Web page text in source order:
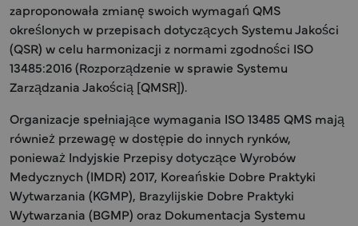
zaproponowała zmianę swoich wymagań QMS
określonych w przepisach dotyczących Systemu Jakości
(QSR) w celu harmonizacji z normami zgodności ISO
13485:2016 (Rozporządzenie w sprawie Systemu
Zarządzania Jakością [QMSR]).
Organizacje spełniające wymagania ISO 13485 QMS mają
również przewagę w dostępie do innych rynków,
ponieważ Indyjskie Przepisy dotyczące Wyrobów
Medycznych (IMDR) 2017, Koreańskie Dobre Praktyki
Wytwarzania (KGMP), Brazylijskie Dobre Praktyki
Wytwarzania (BGMP) oraz Dokumentacja Systemu